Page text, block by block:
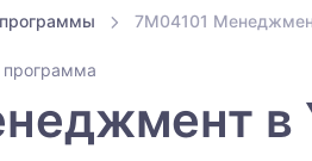
7M04101
программа
в